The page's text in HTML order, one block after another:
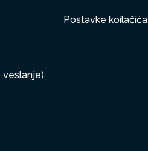
veslanje)
Postavke koilačića